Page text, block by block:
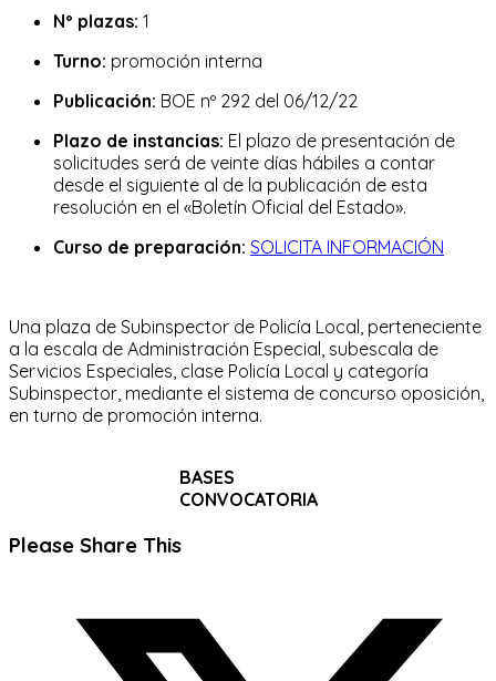
Nº plazas: 1
Turno: promoción interna
Publicación: BOE nº 292 del 06/12/22
Plazo de instancias: El plazo de presentación de
solicitudes será de veinte días hábiles a contar
desde el siguiente al de la publicación de esta
resolución en el «Boletín Oficial del Estado».
Curso de preparación: SOLICITA INFORMACIÓN
Una plaza de Subinspector de Policía Local, perteneciente
a la escala de Administración Especial, subescala de
Servicios Especiales, clase Policía Local y categoría
Subinspector, mediante el sistema de concurso oposición,
en turno de promoción interna.
BASES
CONVOCATORIA
Please Share ThisCompartir